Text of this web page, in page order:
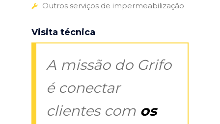
Outros serviços de impermeabilização
Visita técnica
A missão do Grifo
é conectar
clientes com os